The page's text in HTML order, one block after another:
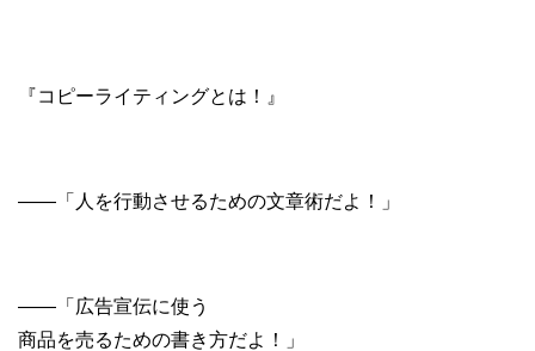
『コピーライティングとは！』
——「人を行動させるための文章術だよ！」
——「広告宣伝に使う
商品を売るための書き方だよ！」